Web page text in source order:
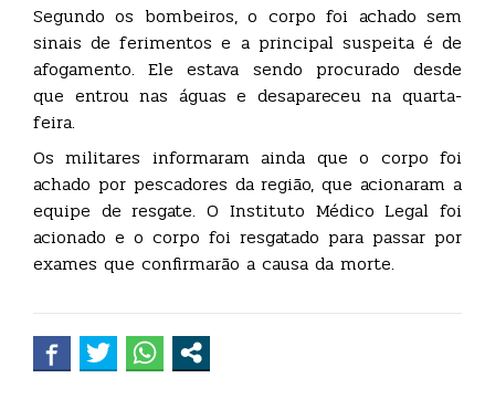
Segundo os bombeiros, o corpo foi achado sem
sinais de ferimentos e a principal suspeita é de
afogamento. Ele estava sendo procurado desde
que entrou nas águas e desapareceu na quarta-
feira.
Os militares informaram ainda que o corpo foi
achado por pescadores da região, que acionaram a
equipe de resgate. O Instituto Médico Legal foi
acionado e o corpo foi resgatado para passar por
exames que confirmarão a causa da morte.